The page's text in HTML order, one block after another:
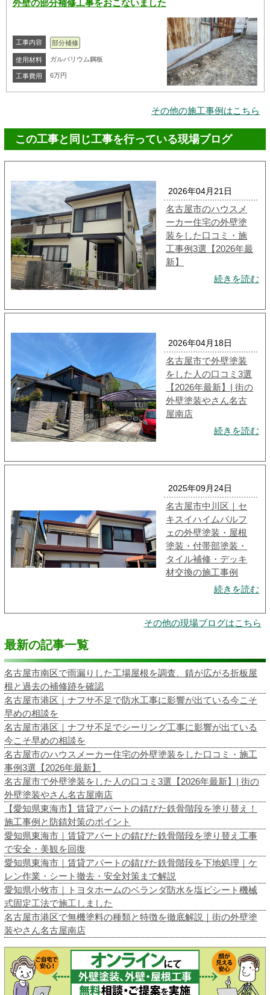
外壁の部分補修工事をおこないました
工事内容 部分補修
使用材料 ガルバリウム鋼板
工事費用 6万円
その他の施工事例はこちら
この工事と同じ工事を行っている現場ブログ
2026年04月21日
名古屋市のハウスメ
ーカー住宅の外壁塗
装をした口コミ・施
工事例3選【2026年最
新】
続きを読む
2026年04月18日
名古屋市で外壁塗装
をした人の口コミ3選
【2026年最新】| 街の
外壁塗装やさん名古
屋南店
続きを読む
2025年09月24日
名古屋市中川区｜セ
キスイハイムパルフ
ェの外壁塗装・屋根
塗装・付帯部塗装・
タイル補修・デッキ
材交換の施工事例
続きを読む
その他の現場ブログはこちら
最新の記事一覧
名古屋市南区で雨漏りした工場屋根を調査、錆が広がる折板屋
根と過去の補修跡を確認
名古屋市港区｜ナフサ不足で防水工事に影響が出ている今こそ
早めの相談を
名古屋市港区｜ナフサ不足でシーリング工事に影響が出ている
今こそ早めの相談を
名古屋市のハウスメーカー住宅の外壁塗装をした口コミ・施工
事例3選【2026年最新】
名古屋市で外壁塗装をした人の口コミ3選【2026年最新】| 街の
外壁塗装やさん名古屋南店
【愛知県東海市】賃貸アパートの錆びた鉄骨階段を塗り替え！
施工事例と防錆対策のポイント
愛知県東海市｜賃貸アパートの錆びた鉄骨階段を塗り替え工事
で安全・美観を回復
愛知県東海市｜賃貸アパートの錆びた鉄骨階段を下地処理｜ケ
レン作業・シート撤去・安全対策まで解説
愛知県小牧市｜トヨタホームのベランダ防水を塩ビシート機械
式固定工法で施工しました
名古屋市港区で無機塗料の種類と特徴を徹底解説｜街の外壁塗
装やさん名古屋南店